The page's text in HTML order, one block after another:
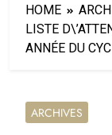
HOME
LISTE
ANNÉE DU
ARCHIVES